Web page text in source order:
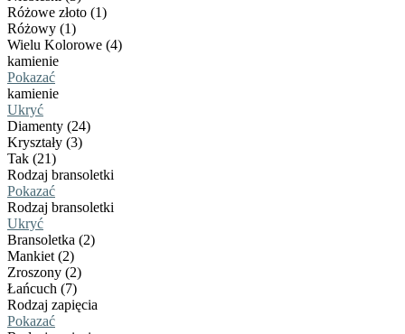
Różowe złoto (1)
Różowy (1)
Wielu Kolorowe (4)
kamienie
Pokazać
kamienie
Ukryć
Diamenty (24)
Kryształy (3)
Tak (21)
Rodzaj bransoletki
Pokazać
Rodzaj bransoletki
Ukryć
Bransoletka (2)
Mankiet (2)
Zroszony (2)
Łańcuch (7)
Rodzaj zapięcia
Pokazać